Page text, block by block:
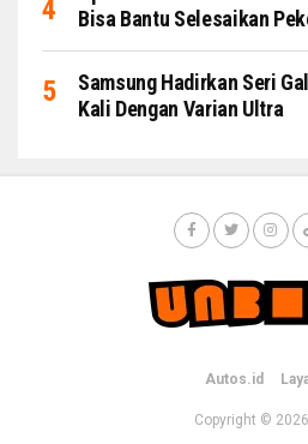
Bisa Bantu Selesaikan
Samsung Hadirkan Seri
Kali Dengan Varian Ultra
Autos.id
Copyright © 2026